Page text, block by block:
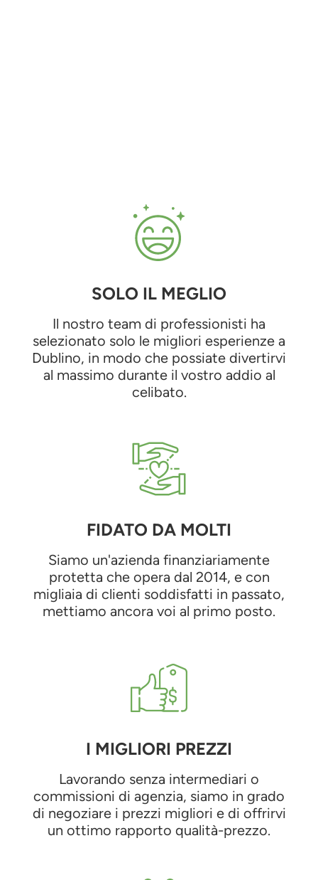
SOLO IL MEGLIO
Il nostro team di professionisti ha
selezionato solo le migliori esperienze a
Dublino, in modo che possiate divertirvi
al massimo durante il vostro addio al
celibato.
FIDATO DA MOLTI
Siamo un'azienda finanziariamente
protetta che opera dal 2014, e con
migliaia di clienti soddisfatti in passato,
mettiamo ancora voi al primo posto.
I MIGLIORI PREZZI
Lavorando senza intermediari o
commissioni di agenzia, siamo in grado
di negoziare i prezzi migliori e di offrirvi
un ottimo rapporto qualità-prezzo.